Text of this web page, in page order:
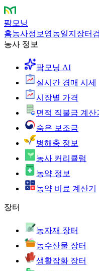
팜모닝
홈농사정보 영농일지 장터
농사 정보
팜모닝 AI
실시간 경매 시세
시장별 가격
면적 직불금 계산
숨은 보조금
병해충 정보
농사 커리큘럼
농약 정보
농약 비료 계산기
장터
농자재 장터
농수산물 장터
생활잡화 장터